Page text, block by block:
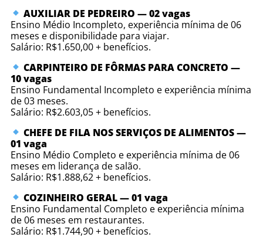
AUXILIAR DE PEDREIRO — 02 vagas
Ensino Médio Incompleto, experiência mínima de 06
meses e disponibilidade para viajar.
Salário: R$1.650,00 + benefícios.
CARPINTEIRO DE FÔRMAS PARA CONCRETO —
10 vagas
Ensino Fundamental Incompleto e experiência mínima
de 03 meses.
Salário: R$2.603,05 + benefícios.
CHEFE DE FILA NOS SERVIÇOS DE ALIMENTOS —
01 vaga
Ensino Médio Completo e experiência mínima de 06
meses em liderança de salão.
Salário: R$1.888,62 + benefícios.
COZINHEIRO GERAL — 01 vaga
Ensino Fundamental Completo e experiência mínima
de 06 meses em restaurantes.
Salário: R$1.744,90 + benefícios.